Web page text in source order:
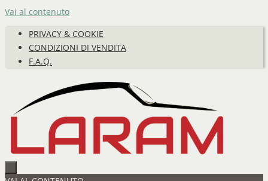
Vai al contenuto
PRIVACY & COOKIE
CONDIZIONI DI VENDITA
F.A.Q.